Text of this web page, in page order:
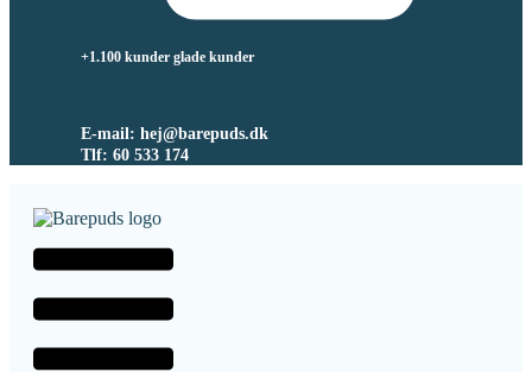
+1.100 kunder glade kunder
E-mail: hej@barepuds.dk
Tlf: 60 533 174